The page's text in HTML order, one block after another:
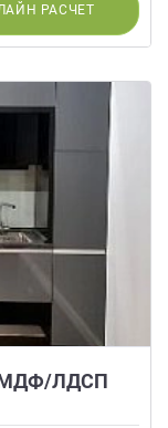
РАСЧЕТ
МДФ/ЛДСП